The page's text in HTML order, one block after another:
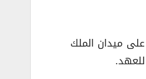
ميدان الملك